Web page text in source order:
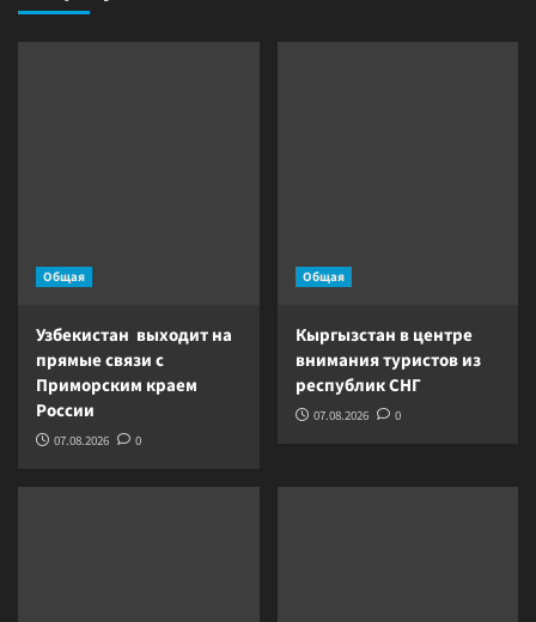
Общая
Узбекистан выходит на
прямые связи с
Приморским краем
России
07.08.2026 0
Общая
Кыргызстан в центре
внимания туристов из
республик СНГ
07.08.2026 0